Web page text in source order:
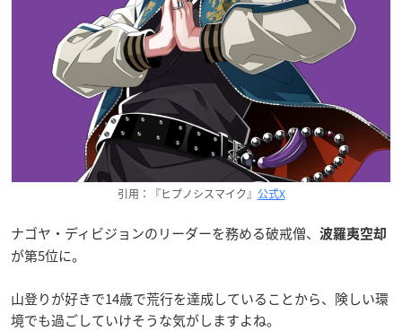
引用：『ヒプノシスマイク』 公式X
ナゴヤ・ディビジョンのリーダーを務める破戒僧、 波羅夷空却
が第5位に。
山登りが好きで14歳で荒行を達成していることから、険しい環
境でも過ごしていけそうな気がしますよね。